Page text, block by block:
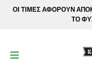
ΟΙ ΤΙΜΕΣ ΑΦΟΡΟΥΝ
ΤΟ